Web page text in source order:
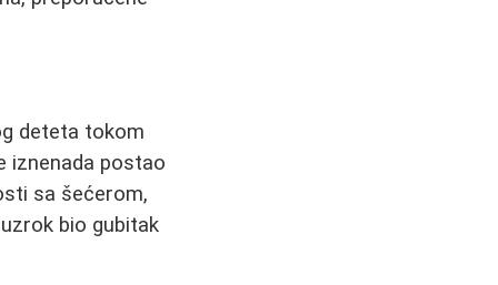
deteta tokom
iznenada postao
sa šećerom,
bio gubitak